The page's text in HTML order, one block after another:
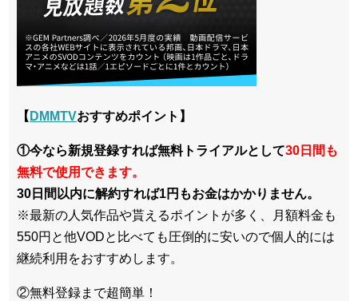
【 DMMTVおすすめポイント】
①今なら新規登録すれば無料トライアルとして30日間も
無料で使用できます。
30日間以内に解約すれば1円もお金はかかりません。
※最新の人気作品や貰えるポイントが多く、月額料金も
550円と他VODと比べても圧倒的に安いので個人的には
継続利用をおすすめします。
②無料登録まで超簡単！